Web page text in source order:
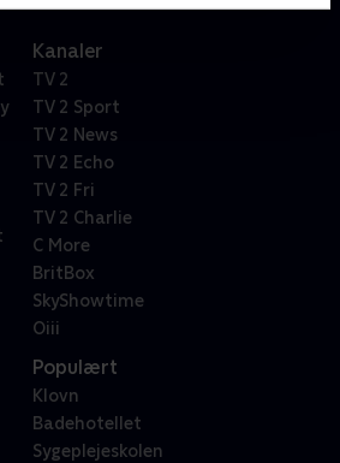
Kanaler
TV 2
TV 2 Sport
TV 2 News
TV 2 Echo
TV 2 Fri
TV 2 Charlie
C More
BritBox
SkyShowtime
Oiii
Populært
Klovn
Badehotellet
Sygeplejeskolen